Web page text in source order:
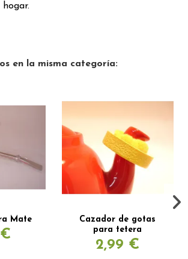
en la misma categoría:
Mate
Cazador de gotas
para tetera
2,99 €